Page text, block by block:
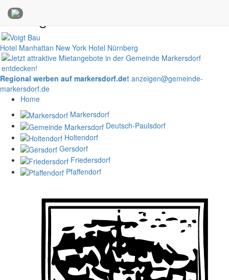
Anzeigen
Hotel Manhattan New York Hotel Nürnberg
Regional werben auf markersdorf.de! anzeigen@gemeinde-
markersdorf.de
Home
Markersdorf
Deutsch-Paulsdorf
Holtendorf
Gersdorf
Friedersdorf
Pfaffendorf